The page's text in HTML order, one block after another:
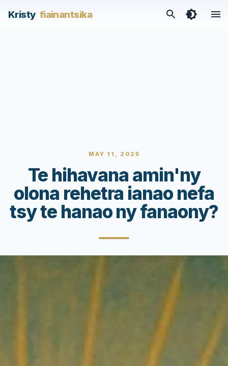
Kristy fiainantsika
MAY 11, 2025
Te hihavana amin'ny
olona rehetra ianao nefa
tsy te hanao ny fanaony?